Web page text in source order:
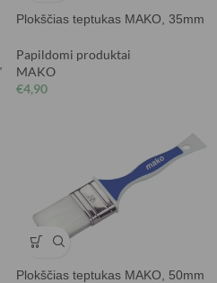
Plokščias teptukas MAKO, 35mm
Papildomi produktai
MAKO
€4,90
Plokščias teptukas MAKO, 50mm